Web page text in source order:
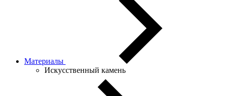
Материалы
Искусственный камень